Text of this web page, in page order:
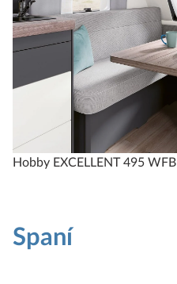
Hobby EXCELLENT 495 WFB
Spaní